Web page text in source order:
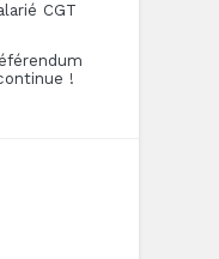
CGT
!